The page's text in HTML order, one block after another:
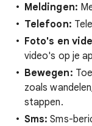
Meldingen:
Telefoon:
Foto's en
video's op je
Bewegen:
zoals
stappen.
Sms: Sms-